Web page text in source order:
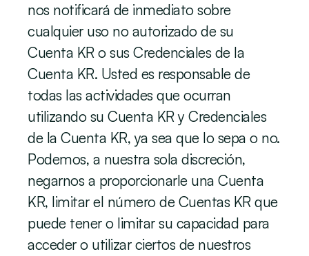
nos notificará de inmediato sobre
cualquier uso no autorizado de su
Cuenta KR o sus Credenciales de la
Cuenta KR. Usted es responsable de
todas las actividades que ocurran
utilizando su Cuenta KR y Credenciales
de la Cuenta KR, ya sea que lo sepa o no.
Podemos, a nuestra sola discreción,
negarnos a proporcionarle una Cuenta
KR, limitar el número de Cuentas KR que
puede tener o limitar su capacidad para
acceder o utilizar ciertos de nuestros